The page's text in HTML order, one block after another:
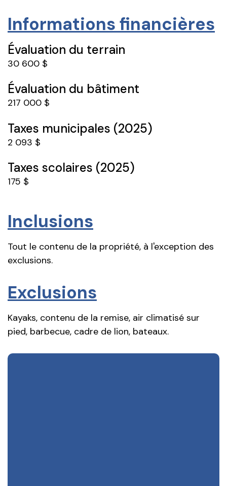
Informations financières
Évaluation du terrain
30 600 $
Évaluation du bâtiment
217 000 $
Taxes municipales (2025)
2 093 $
Taxes scolaires (2025)
175 $
Inclusions
Tout le contenu de la propriété, à l'exception des
exclusions.
Exclusions
Kayaks, contenu de la remise, air climatisé sur
pied, barbecue, cadre de lion, bateaux.